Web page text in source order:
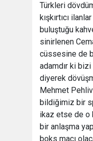
Türkleri
kışkırtıcı
buluştuğu
sinirlenen
cüssesine de
adamdır ki
diyerek
Mehmet
bildiğimiz bir
ikaz etse de o
bir anlaşma
boks maçı